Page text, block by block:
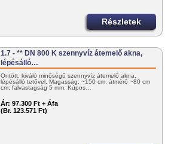
Részletek
1.7 - ** DN 800 K szennyvíz átemelő akna,
lépésálló…
Öntött, kiváló minőségű szennyvíz átemelő akna,
lépésálló tetővel. Magasság: ~150 cm; átmérő ~80 cm
cm; falvastagság 5 mm. Kúpos…
Ár: 97.300 Ft + Áfa
(Br. 123.571 Ft)